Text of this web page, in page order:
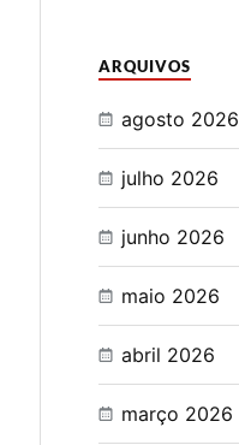
ARQUIVOS
agosto 2026
julho 2026
junho 2026
maio 2026
abril 2026
março 2026